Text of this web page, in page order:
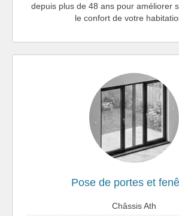
depuis plus de 48 ans pour améliorer
le confort de votre
Pose de portes et
Châssis Ath